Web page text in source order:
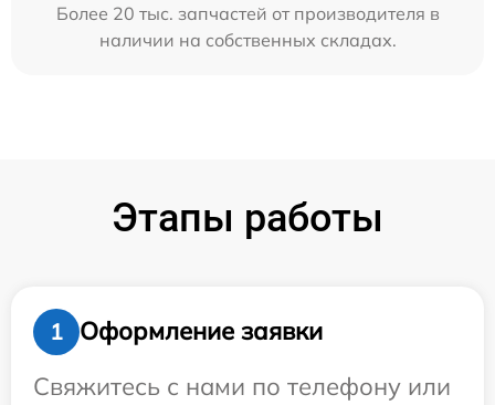
Более 20 тыс. запчастей от производителя в
наличии на собственных складах.
Этапы работы
1
Оформление заявки
Свяжитесь с нами по телефону или